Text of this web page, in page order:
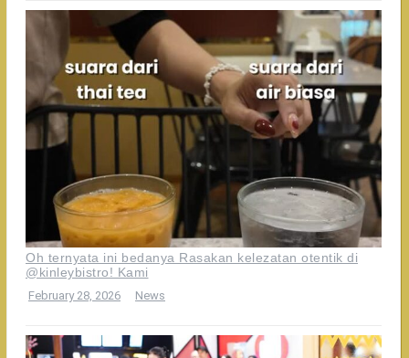
Oh ternyata ini bedanya Rasakan kelezatan otentik di
@kinleybistro! Kami
February 28, 2026 News